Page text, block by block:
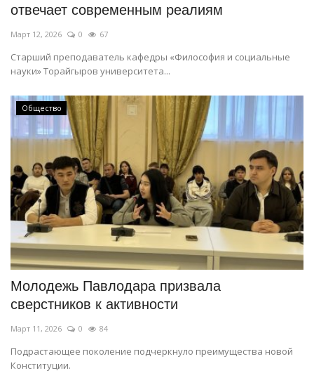
отвечает современным реалиям
Март 12, 2026 0 67
Старший преподаватель кафедры «Философия и социальные
науки» Торайгыров университета...
Общество
Молодежь Павлодара призвала
сверстников к активности
Март 11, 2026 0 84
Подрастающее поколение подчеркнуло преимущества новой
Конституции.